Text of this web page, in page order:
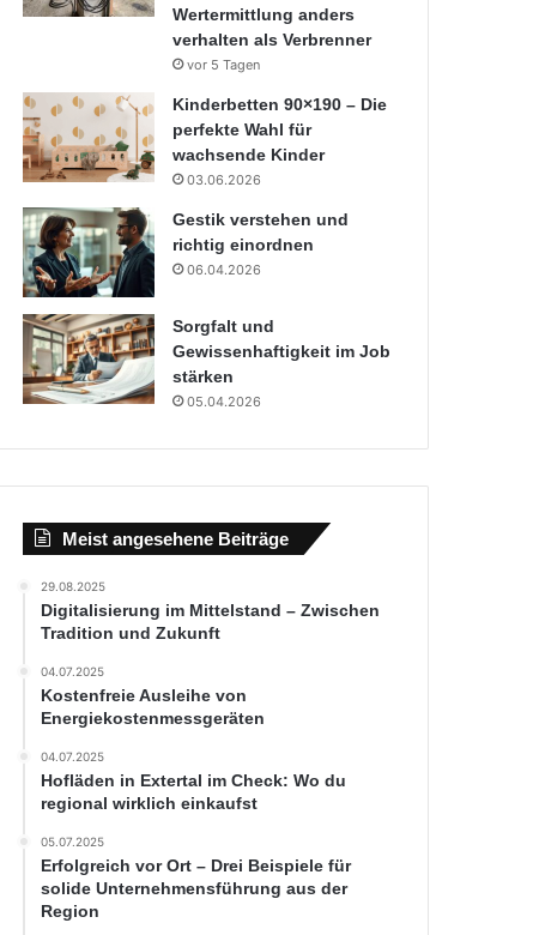
Wertermittlung anders
verhalten als Verbrenner
vor 5 Tagen
Kinderbetten 90×190 – Die
perfekte Wahl für
wachsende Kinder
03.06.2026
Gestik verstehen und
richtig einordnen
06.04.2026
Sorgfalt und
Gewissenhaftigkeit im Job
stärken
05.04.2026
Meist angesehene Beiträge
29.08.2025
Digitalisierung im Mittelstand – Zwischen
Tradition und Zukunft
04.07.2025
Kostenfreie Ausleihe von
Energiekostenmessgeräten
04.07.2025
Hofläden in Extertal im Check: Wo du
regional wirklich einkaufst
05.07.2025
Erfolgreich vor Ort – Drei Beispiele für
solide Unternehmensführung aus der
Region